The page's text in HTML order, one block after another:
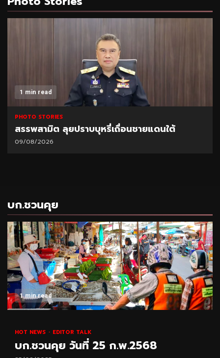
1 min read
PHOTO STORIES
สรรพสามิต ลุยปราบบุหรี่เถื่อนชายแดนใต้
09/08/2026
บก.ชวนคุย
1 min read
HOT NEWS EDITOR TALK
บก.ชวนคุย วันที่ 25 ก.พ.2568